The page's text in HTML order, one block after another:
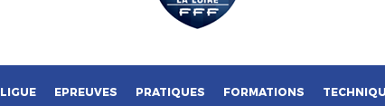
LIGUE EPREUVES PRATIQUES FORMATIONS